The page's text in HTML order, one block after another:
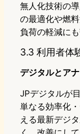
無人化技術の
の最適化や燃
負荷の軽減に
3.3 利用者体
デジタルとア
JPデジタルが
単なる効率化
える最新デジ